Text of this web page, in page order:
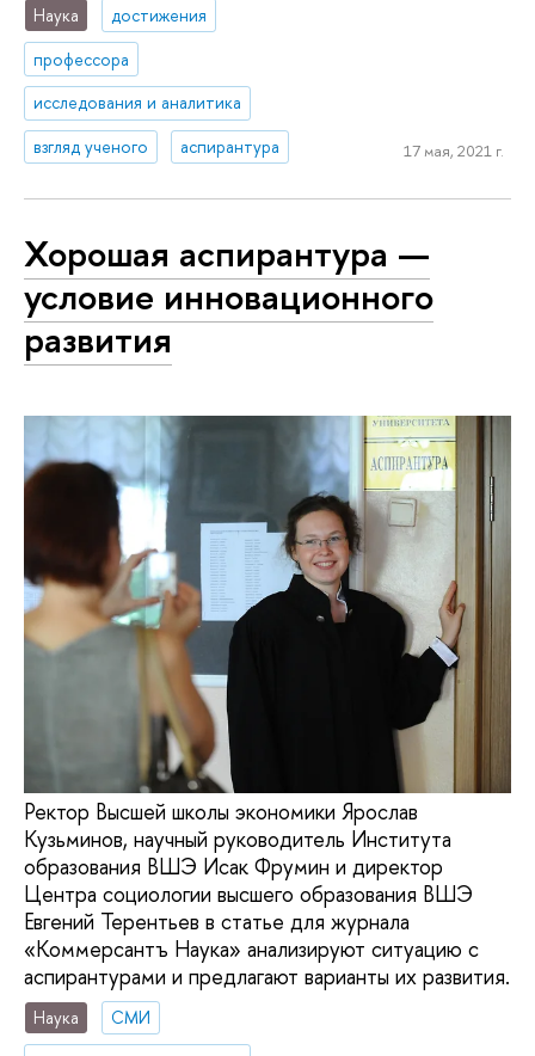
Наука
достижения
профессора
исследования и аналитика
взгляд ученого
аспирантура 17 мая, 2021 г.
Хорошая аспирантура —
условие инновационного
развития
Ректор Высшей школы экономики Ярослав
Кузьминов, научный руководитель Института
образования ВШЭ Исак Фрумин и директор
Центра социологии высшего образования ВШЭ
Евгений Терентьев в статье для журнала
«Коммерсантъ Наука» анализируют ситуацию с
аспирантурами и предлагают варианты их развития.
Наука
СМИ